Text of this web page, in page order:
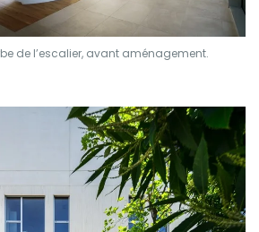
de l’escalier, avant aménagement.